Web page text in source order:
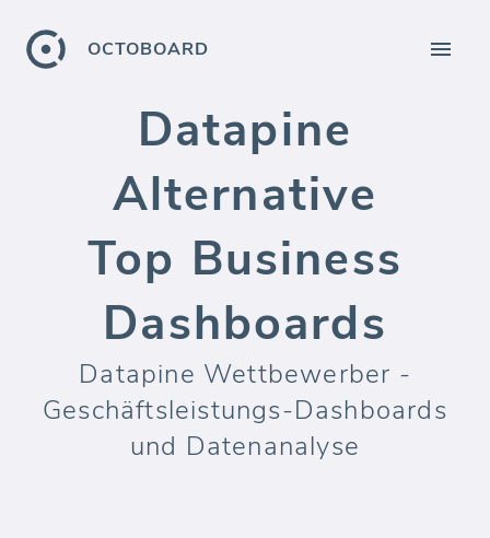
OCTOBOARD
Datapine
Alternative
Top Business
Dashboards
Datapine Wettbewerber -
Geschäftsleistungs-Dashboards
und Datenanalyse